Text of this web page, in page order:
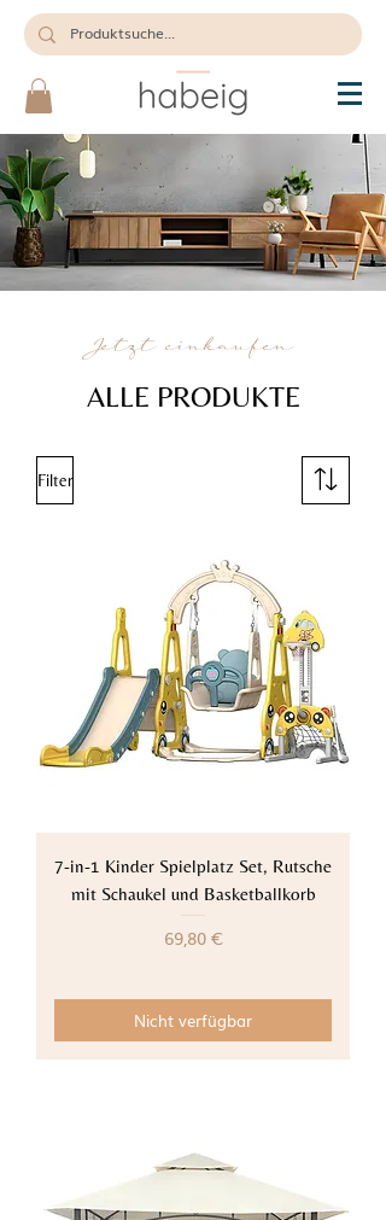
Jetzt einkaufen
ALLE PRODUKTE
Filter
7-in-1 Kinder Spielplatz Set, Rutsche
mit Schaukel und Basketballkorb
Preis
69,80 €
Nicht verfügbar